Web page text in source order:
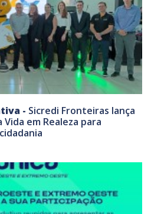
- Sicredi Fronteiras lança
Vida em Realeza para